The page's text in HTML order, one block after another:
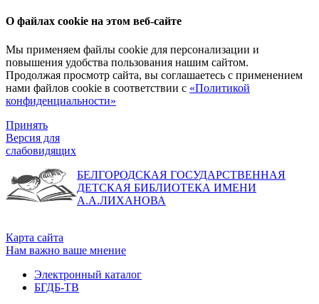
О файлах cookie на этом веб-сайте
Мы применяем файлы cookie для персонализации и
повышения удобства пользования нашим сайтом.
Продолжая просмотр сайта, вы соглашаетесь с применением
нами файлов cookie в соответствии с «Политикой
конфиденциальности»
Принять
Версия для
слабовидящих
БЕЛГОРОДСКАЯ ГОСУДАРСТВЕННАЯ
ДЕТСКАЯ БИБЛИОТЕКА ИМЕНИ
А.А.ЛИХАНОВА
Карта сайта
Нам важно ваше мнение
Электронный каталог
БГДБ-ТВ